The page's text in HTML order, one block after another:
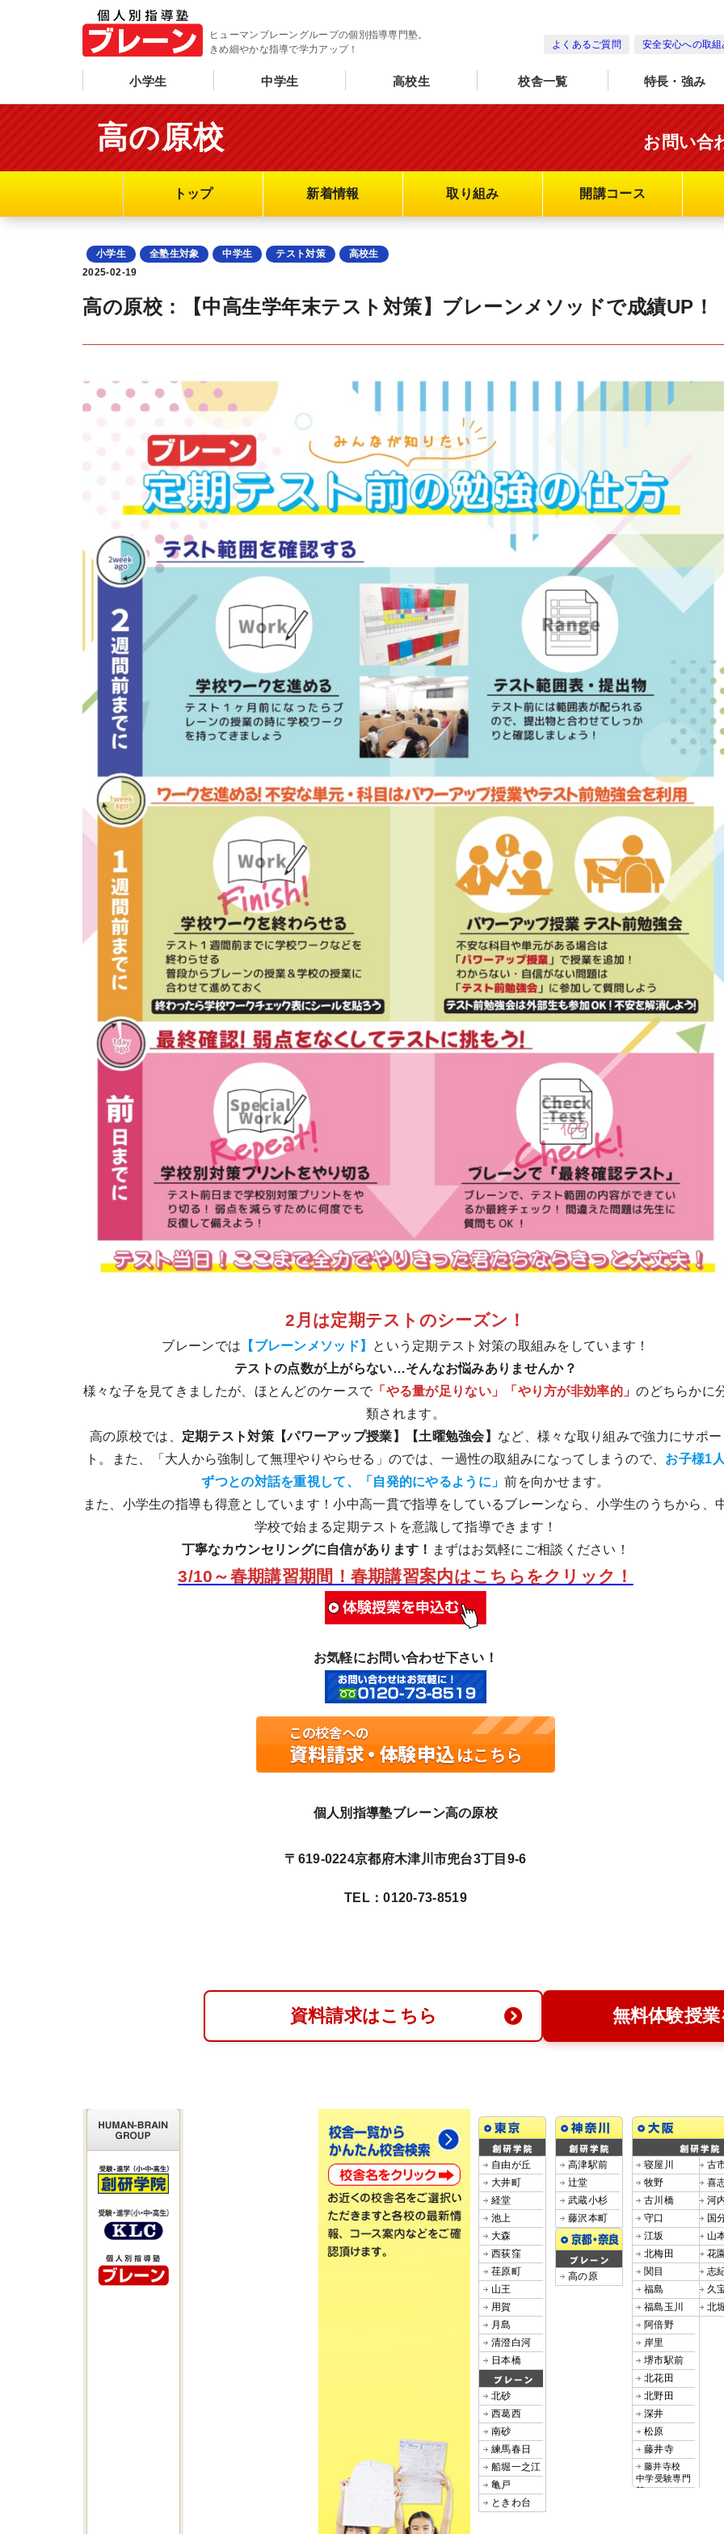
ヒューマンブレーングループの個別指導専門塾。
きめ細やかな指導で学力アップ！
よくあるご質問 安全安心への取組
小学生 中学生 高校生 校舎一覧 特長・強み
高の原校 お問い合
トップ 新着情報 取り組み 開講コース
小学生 全塾生対象 中学生 テスト対策
高校生
2025-02-19
高の原校：【中高生学年末テスト対策】ブレーンメソッドで成績UP！
2月は定期テストのシーズン！
ブレーンでは 【ブレーンメソッド】
という定期テスト対策の取組みをしています！
テストの点数が上がらない…そんなお悩みありませんか？
様々な子を見てきましたが、ほとんどのケースで 「やる量が足りない」「やり方が非効率的」のどちらかに
類されます。
高の原校では、 定期テスト対策【パワーアップ授業】【土曜勉強会】 など、様々な取り組みで強力にサポー
ト。また、「大人から強制して無理やりやらせる」のでは、一過性の取組みになってしまうので、 お子様1
ずつとの対話を重視して、「自発的にやるように」前を向かせます。
また、小学生の指導も得意としています！小中高一貫で指導をしているブレーンなら、小学生のうちから、
学校で始まる定期テストを意識して指導できます！
丁寧なカウンセリングに自信があります！ まずはお気軽にご相談ください！
3/10～春期講習期間！春期講習案内はこちらをクリック！
お気軽にお問い合わせ下さい！
個人別指導塾ブレーン高の原校
〒619-0224京都府木津川市兜台3丁目9-6
TEL：0120-73-8519
資料請求はこちら 無料体験授
自由が丘
大井町
経堂
池上
大森
西荻窪
荏原町
山王
用賀
月島
清澄白河
日本橋
北砂
西葛西
南砂
練馬春日
船堀一之江
亀戸
ときわ台
高津駅前
辻堂
武蔵小杉
藤沢本町
高の原
寝屋川
牧野
古川橋
守口
江坂
北梅田
関目
福島
福島玉川
阿倍野
岸里
堺市駅前
北花田
北野田
深井
松原
藤井寺
藤井寺校
中学受験専門
館
古
喜
河
国
山
花
志
久
北